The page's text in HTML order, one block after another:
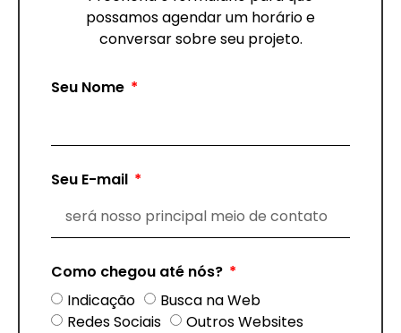
possamos agendar um horário e
conversar sobre seu projeto.
Seu Nome
Seu E-mail
Como chegou até nós?
Indicação
Busca na Web
Redes Sociais
Outros Websites